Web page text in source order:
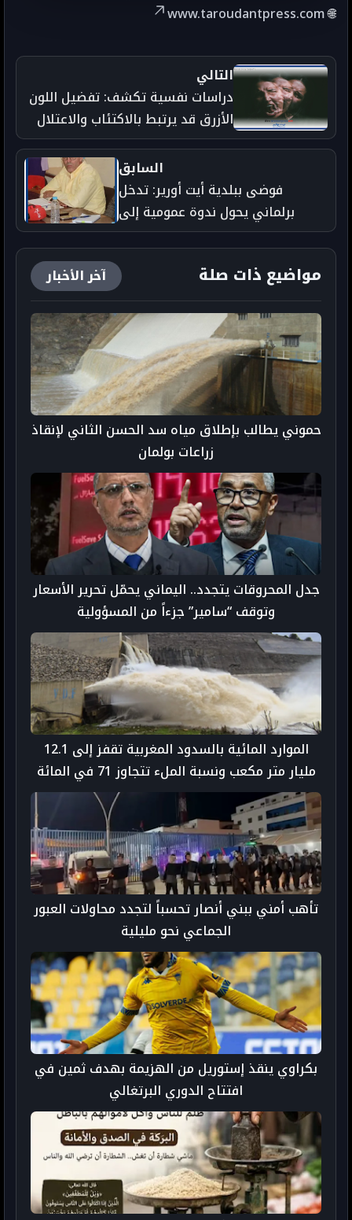
🌐
www.taroudantpress.com
التالي
دراسات نفسية تكشف: تفضيل اللون
الأزرق قد يرتبط بالاكتئاب والاعتلال
النفسي
السابق
فوضى ببلدية أيت أورير: تدخل
برلماني يحول ندوة عمومية إلى
مشهد متوتر
مواضيع ذات صلة آخر الأخبار
حموني يطالب بإطلاق مياه سد الحسن الثاني لإنقاذ
زراعات بولمان
جدل المحروقات يتجدد.. اليماني يحمّل تحرير الأسعار
وتوقف “سامير” جزءاً من المسؤولية
الموارد المائية بالسدود المغربية تقفز إلى 12.1
مليار متر مكعب ونسبة الملء تتجاوز 71 في المائة
تأهب أمني ببني أنصار تحسباً لتجدد محاولات العبور
الجماعي نحو مليلية
بكراوي ينقذ إستوريل من الهزيمة بهدف ثمين في
افتتاح الدوري البرتغالي